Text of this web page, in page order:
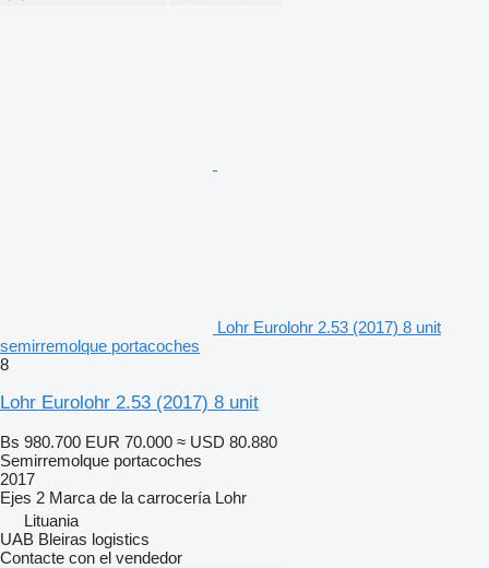
Lohr Eurolohr 2.53 (2017) 8 unit
semirremolque portacoches
8
Lohr Eurolohr 2.53 (2017) 8 unit
Bs 980.700 EUR 70.000 ≈ USD 80.880
Semirremolque portacoches
2017
Ejes 2 Marca de la carrocería Lohr
Lituania
UAB Bleiras logistics
Contacte con el vendedor